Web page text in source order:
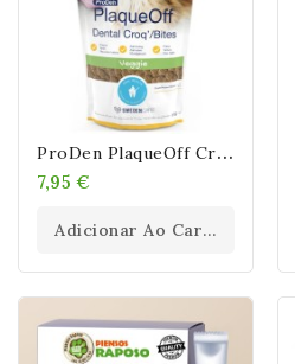
P
RoDen PlaqueOff Croq-Bites Para Gatos
7,95 €
Adicionar Ao Carrinho